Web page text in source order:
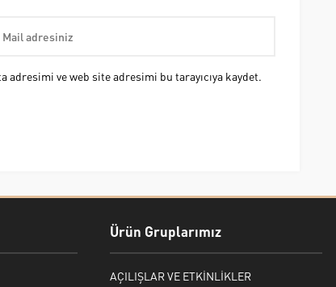
adresimi ve web site adresimi bu tarayıcıya kaydet.
Ürün Gruplarımız
AÇILIŞLAR VE ETKİNLİKLER